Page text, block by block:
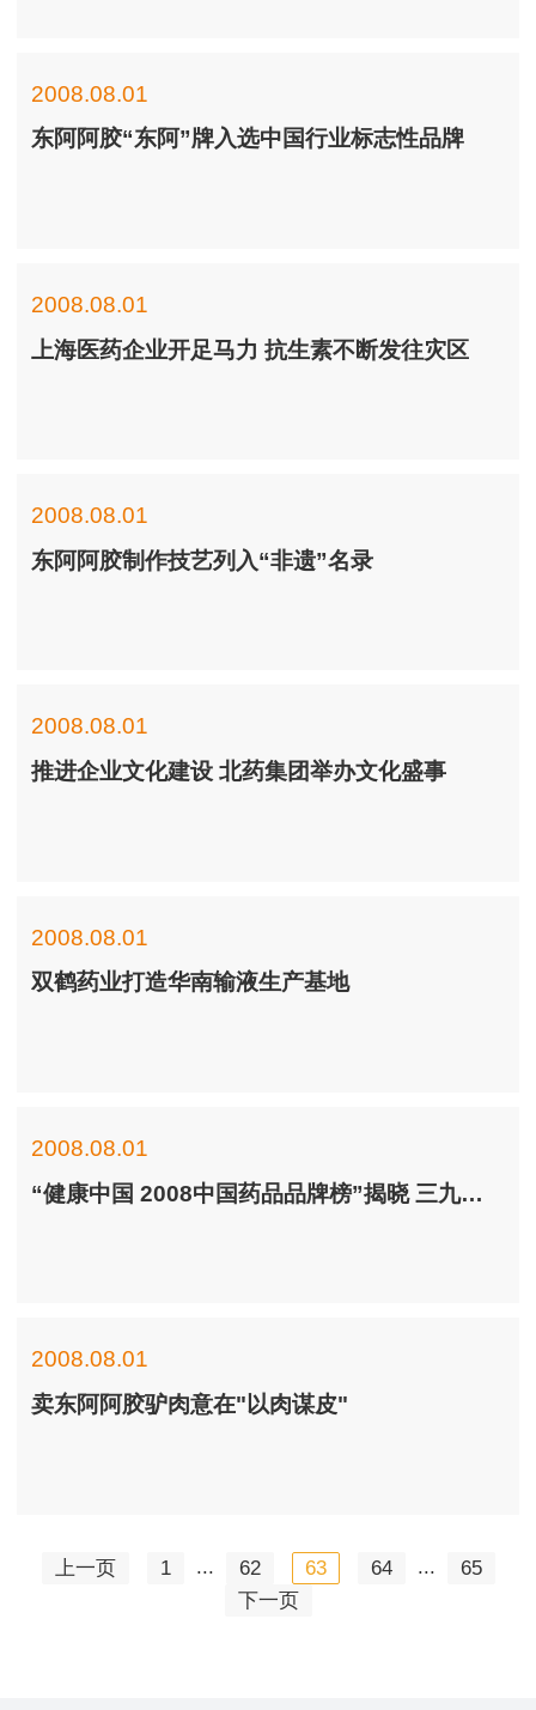
东阿阿胶“东阿”牌入选中国行业标志性品牌
2008.08.01
上海医药企业开足马力 抗生素不断发往灾区
2008.08.01
东阿阿胶制作技艺列入“非遗”名录
2008.08.01
推进企业文化建设 北药集团举办文化盛事
2008.08.01
双鹤药业打造华南输液生产基地
2008.08.01
“健康中国 2008中国药品品牌榜”揭晓 三九医药、东阿阿胶上榜
2008.08.01
卖东阿阿胶驴肉意在"以肉谋皮"
2008.08.01
上一页 1 ... 62 63 64 ...
65
下一页